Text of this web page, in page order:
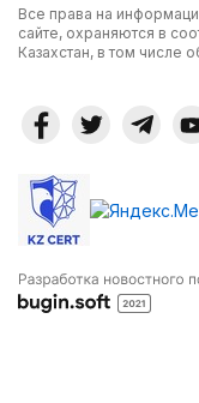
Все права на
сайте, охраняются в
Казахстан, в том числе